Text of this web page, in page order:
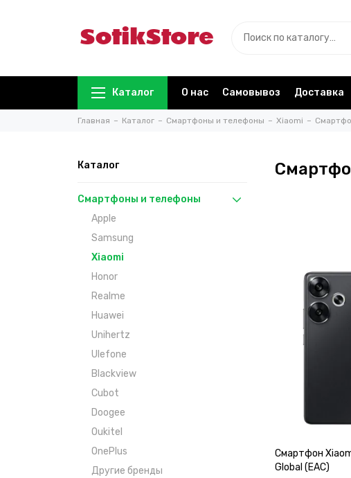
Каталог О нас Самовывоз Доставка
Главная Каталог Смартфоны и телефоны Xiaomi
Каталог
Смартфоны и телефоны
Apple
Samsung
Xiaomi
Honor
Realme
Huawei
Unihertz
Ulefone
Blackview
Cubot
Doogee
Oukitel
OnePlus
Другие бренды
Смартфон
Global (EAC)